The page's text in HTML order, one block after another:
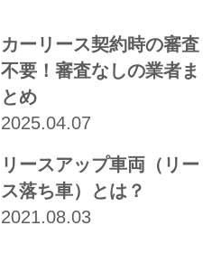
カーリース契約時の審査
不要！審査なしの業者ま
とめ
2025.04.07
リースアップ車両（リー
ス落ち車）とは？
2021.08.03